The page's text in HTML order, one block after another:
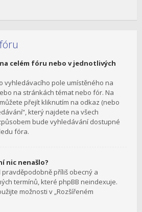
celém fóru nebo v jednotlivých
vyhledávacího pole umístěného na
na stránkách témat nebo fór. Na
přejít kliknutím na odkaz (nebo
který najdete na všech
bude vyhledávání dostupné
fóra.
nic nenašlo?
příliš obecný a
termínů, které phpBB neindexuje.
možnosti v „Rozšířeném